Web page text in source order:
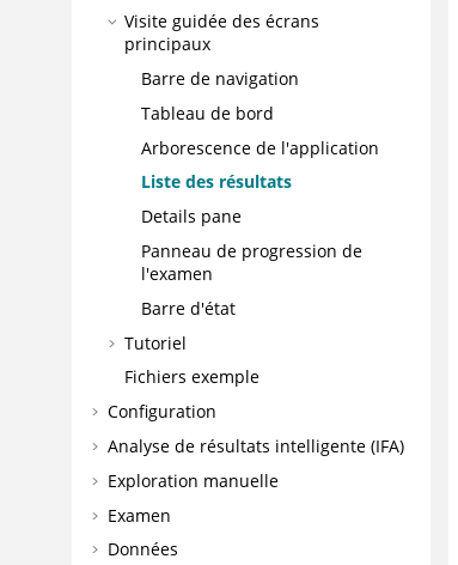
Visite guidée des écrans
principaux
Barre de navigation
Tableau de bord
Arborescence de l'application
Liste des résultats
Details pane
Panneau de progression de
l'examen
Barre d'état
Tutoriel
Fichiers exemple
Configuration
Analyse de résultats intelligente (IFA)
Exploration manuelle
Examen
Données